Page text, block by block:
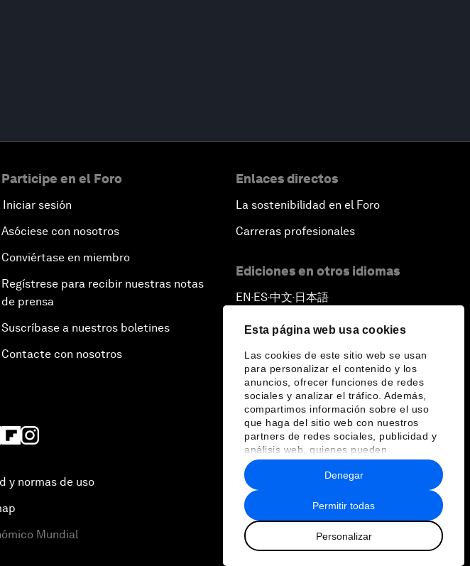
Esta página web usa cookies
Las cookies de este sitio web se usan
para personalizar el contenido y los
anuncios, ofrecer funciones de redes
sociales y analizar el tráfico. Además,
compartimos información sobre el uso
que haga del sitio web con nuestros
partners de redes sociales, publicidad y
análisis web, quienes pueden
combinarla con otra información que les
haya proporcionado o que hayan
recopilado a partir del uso que haya
hecho de sus servicios.
Permitir todas
Personalizar
Denegar
Participe en el Foro
Iniciar sesión
Asóciese con nosotros
Conviértase en miembro
Regístrese para recibir nuestras notas
de prensa
Suscríbase a nuestros boletines
Contacte con nosotros
Enlaces directos
La sostenibilidad en el Foro
Carreras profesionales
Ediciones en otros idiomas
EN ▪ES▪中文▪ 日本語
y normas de uso
Mundial